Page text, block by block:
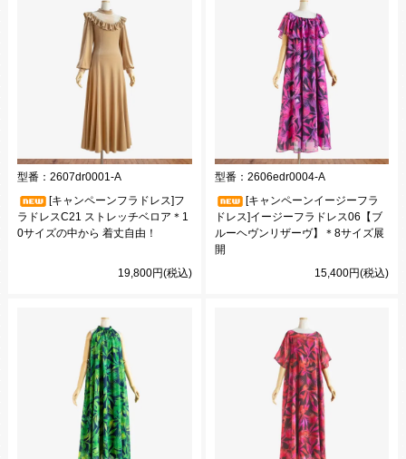
型番： 2607dr0001-A
[キャンペーンフラドレス]フ
ラドレスC21 ストレッチベロア＊1
0サイズの中から 着丈自由！
19,800円(税込)
型番： 2606edr0004-A
[キャンペーンイージーフラ
ドレス]イージーフラドレス06【ブ
ルーヘヴンリザーヴ】＊8サイズ展
開
15,400円(税込)